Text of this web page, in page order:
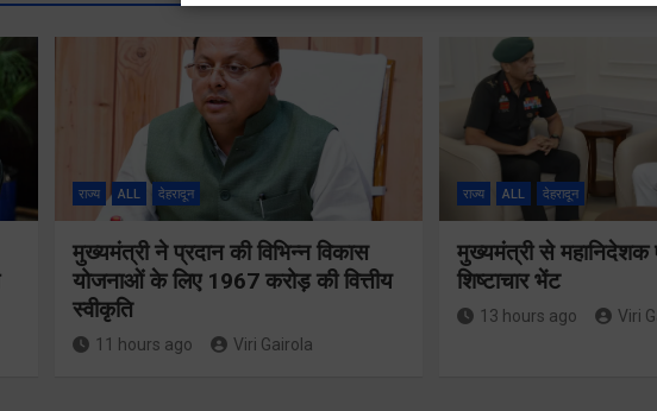
राज्य ALL देहरादून
मुख्यमंत्री ने प्रदान की विभिन्न विकास
योजनाओं के लिए 1967 करोड़ की वित्तीय
स्वीकृति
11 hours ago Viri Gairola
राज्य ALL देहरादून
मुख्यमंत्री से महानिदेशक
शिष्टाचार भेंट
13 hours ago Viri